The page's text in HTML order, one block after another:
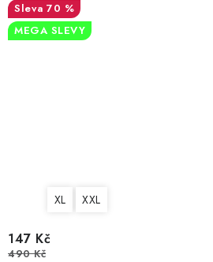
70 %
MEGA SLEVY
XL XXL
147 Kč
490 Kč